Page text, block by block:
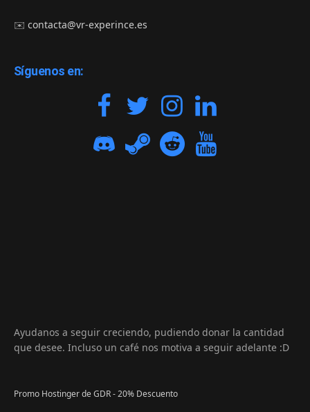
✉️contacta@vr-experince.es
Síguenos en:
Ayudanos a seguir creciendo, pudiendo donar la cantidad
que desee. Incluso un café nos motiva a seguir adelante :D
Promo Hostinger de GDR - 20% Descuento